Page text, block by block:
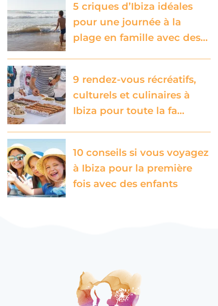
5 criques d’Ibiza idéales
pour une journée à la
plage en famille avec des…
9 rendez-vous récréatifs,
culturels et culinaires à
Ibiza pour toute la fa…
10 conseils si vous voyagez
à Ibiza pour la première
fois avec des enfants